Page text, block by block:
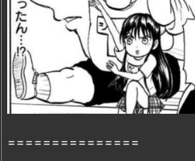
が
パ
ン
6
の
===============